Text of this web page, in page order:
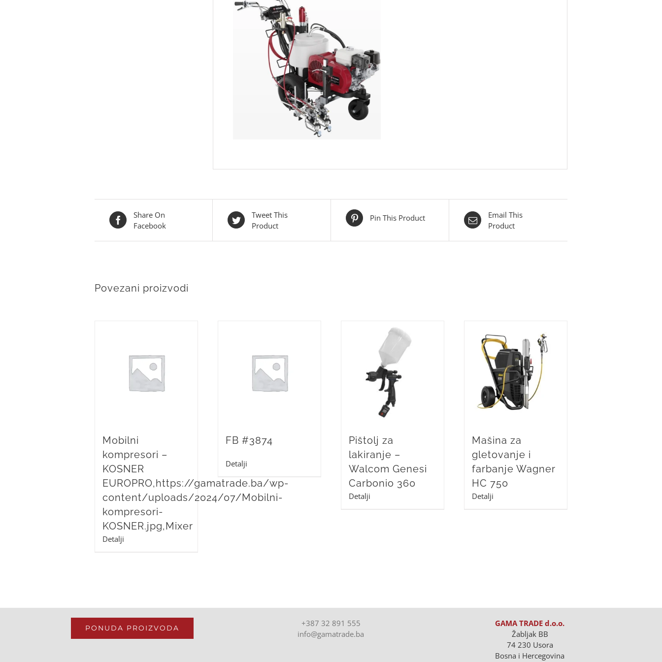
Share On
Facebook
Tweet This
Product
Pin This Product
Email This
Product
Povezani proizvodi
Mobilni
kompresori –
KOSNER
EUROPRO,https://gamatrade.ba/wp-
content/uploads/2024/07/Mobilni-
kompresori-
KOSNER.jpg,Mixer
Detalji
FB #3874
Detalji
Pištolj za
lakiranje –
Walcom Genesi
Carbonio 360
Detalji
Mašina za
gletovanje i
farbanje Wagner
HC 750
Detalji
PONUDA PROIZVODA
+387 32 891 555
info@gamatrade.ba
GAMA TRADE d.o.o.
Žabljak BB
74 230 Usora
Bosna i Hercegovina